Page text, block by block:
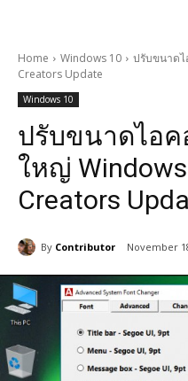
Home Windows 10
ปรับขนาดไ
Creators Update
Windows 10
ปรับขนาดไอ
ใหญ่
Creators
By Contributor November